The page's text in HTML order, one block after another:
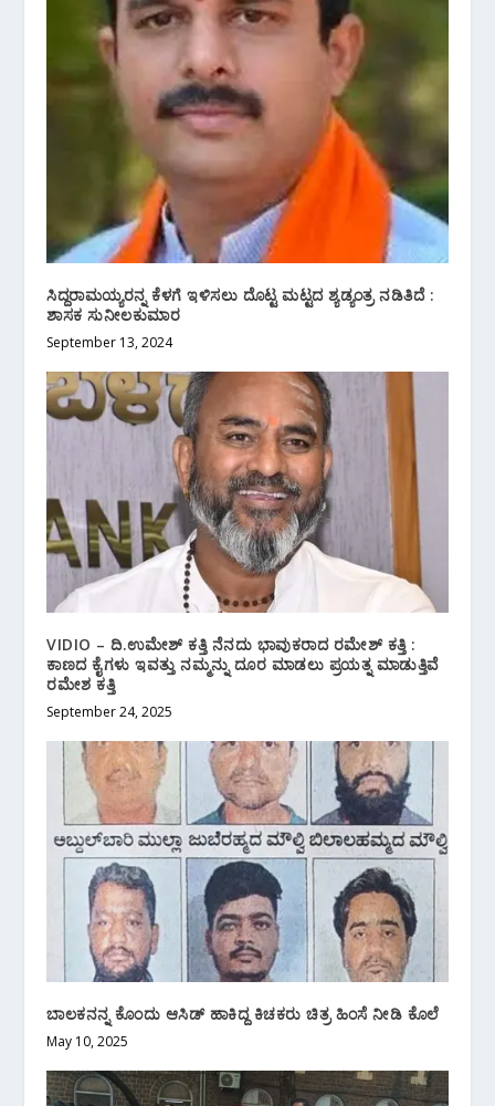
ಸಿದ್ದರಾಮಯ್ಯರನ್ನ ಕೆಳಗೆ ಇಳಿಸಲು ದೊಟ್ಟ ಮಟ್ಟದ ಶ್ಯಡ್ಯಂತ್ರ ನಡಿತಿದೆ :
ಶಾಸಕ ಸುನೀಲಕುಮಾರ
September 13, 2024
VIDIO – ದಿ.ಉಮೇಶ್ ಕತ್ತಿ ನೆನದು ಭಾವುಕರಾದ ರಮೇಶ್ ಕತ್ತಿ :
ಕಾಣದ ಕೈಗಳು ಇವತ್ತು ನಮ್ಮನ್ನು ದೂರ ಮಾಡಲು ಪ್ರಯತ್ನ ಮಾಡುತ್ತಿವೆ
ರಮೇಶ ಕತ್ತಿ
September 24, 2025
ಬಾಲಕನನ್ನ ಕೊಂದು ಆಸಿಡ್ ಹಾಕಿದ್ದ ಕಿಚಕರು ಚಿತ್ರ ಹಿಂಸೆ ನೀಡಿ ಕೊಲೆ
May 10, 2025